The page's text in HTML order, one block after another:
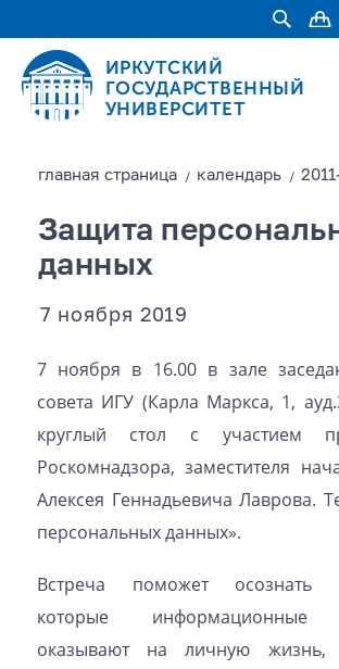
ИРКУТСКИЙ
ГОСУДАРСТВЕННЫЙ
УНИВЕРСИТЕТ
главная страницa / календарь /
Защита
данных
7 ноября 2019
7 ноября в 16.00 в зале
совета ИГУ (Карла Маркса, 1,
круглый стол с участием
Роскомнадзора, заместителя
Алексея Геннадьевича Лаврова.
персональных данных».
Встреча поможет осознать
которые информационные
оказывают на личную жизнь,